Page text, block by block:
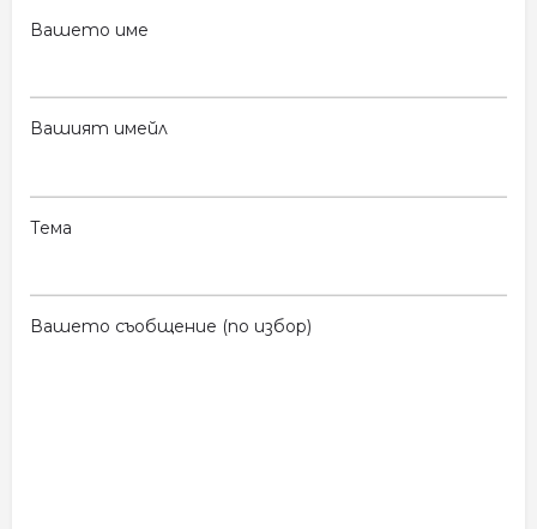
Вашето име
Вашият имейл
Тема
Вашето съобщение (по избор)